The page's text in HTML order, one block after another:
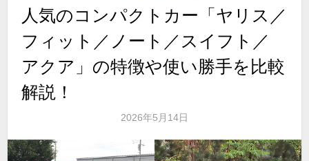
人気のコンパクトカー「ヤリス／
フィット／ノート／スイフト／
アクア」の特徴や使い勝手を比較
解説！
2026年5月14日